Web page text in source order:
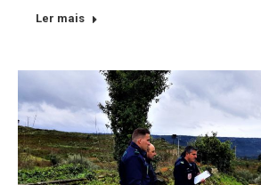
Ler mais